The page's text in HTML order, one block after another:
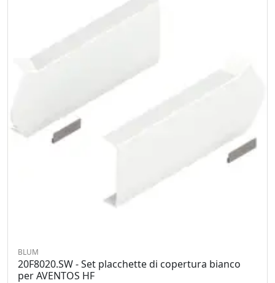
BLUM
20F8020.SW - Set placchette di copertura bianco
per AVENTOS HF